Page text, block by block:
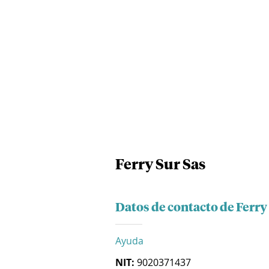
Ferry Sur Sas
Datos de contacto de Ferry
Ayuda
NIT: 9020371437